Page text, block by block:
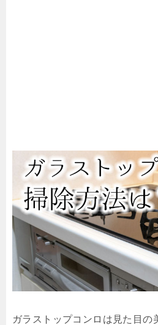
ガラストップコンロは見た目の